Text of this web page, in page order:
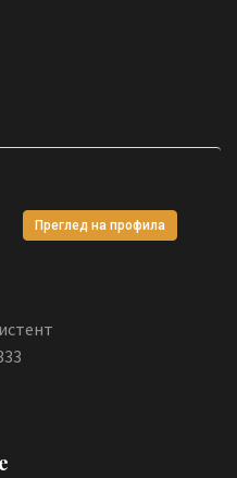
Преглед на профила